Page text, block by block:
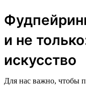
и не
искусство
Для нас важно, чтобы